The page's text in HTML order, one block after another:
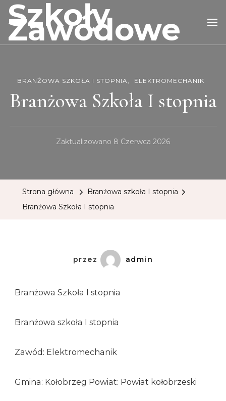
Szkoły
Zawodowe
BRANŻOWA SZKOŁA I STOPNIA ELEKTROMECHANIK
Branżowa Szkoła I stopnia
Zaktualizowano 8 Czerwca 2026
Strona główna
Branżowa szkoła I stopnia
Branżowa Szkoła I stopnia
przez admin
Branżowa Szkoła I stopnia
Branżowa szkoła I stopnia
Zawód: Elektromechanik
Gmina: Kołobrzeg Powiat: Powiat kołobrzeski